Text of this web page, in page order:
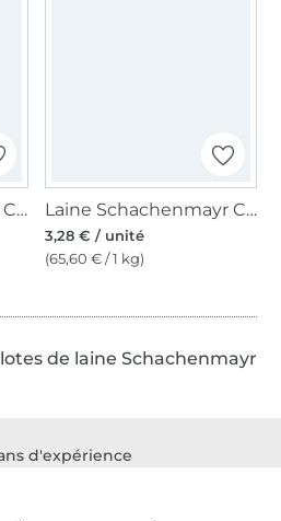
Laine Schachenmayr Catania uni 50 pissenlit Laine Schachenmayr Catania uni 50 g soft apricot
3,28 € / unité
(65,60 € / 1 kg)
de laine Schachenmayr
ans d'expérience